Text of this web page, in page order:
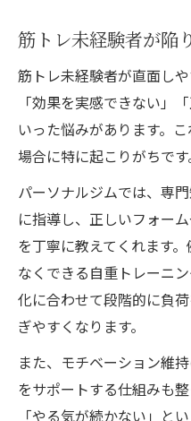
筋トレ未経験者が陥
筋トレ未経験者が直面し
「効果を実感できない」
いった悩みがあります。
場合に特に起こりがちです
パーソナルジムでは、専
に指導し、正しいフォー
を丁寧に教えてくれます
なくできる自重トレーニ
化に合わせて段階的に負
ぎやすくなります。
また、モチベーション維
をサポートする仕組みも整
「やる気が続かない」と